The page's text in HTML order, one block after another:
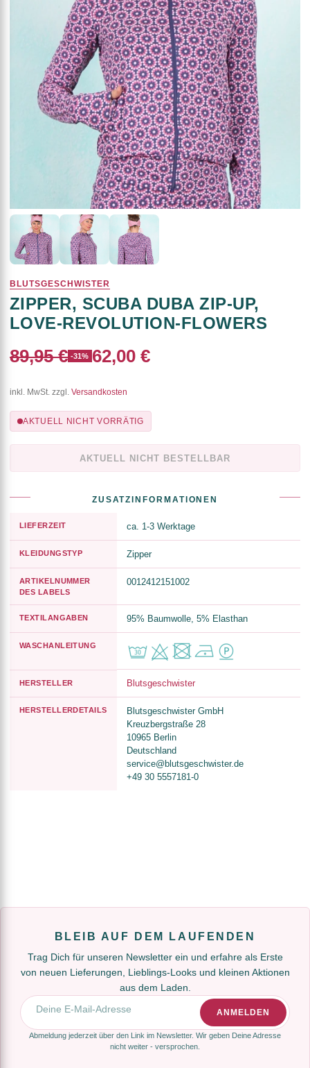
BLUTSGESCHWISTER
ZIPPER, SCUBA DUBA ZIP-UP,
LOVE-REVOLUTION-FLOWERS
89,95 € -31% 62,00 €
inkl. MwSt. zzgl. Versandkosten
AKTUELL NICHT VORRÄTIG
AKTUELL NICHT BESTELLBAR
ZUSATZINFORMATIONEN
LIEFERZEIT ca. 1-3 Werktage
KLEIDUNGSTYP Zipper
ARTIKELNUMMER
DES LABELS
0012412151002
TEXTILANGABEN 95% Baumwolle, 5% Elasthan
WASCHANLEITUNG
HERSTELLER Blutsgeschwister
HERSTELLERDETAILS
Blutsgeschwister GmbH
Kreuzbergstraße 28
10965 Berlin
Deutschland
service@blutsgeschwister.de
+49 30 5557181-0
BLEIB AUF DEM LAUFENDEN
Trag Dich für unseren Newsletter ein und erfahre als Erste
von neuen Lieferungen, Lieblings-Looks und kleinen Aktionen
aus dem Laden.
E-Mail-Adresse
ANMELDEN
Abmeldung jederzeit über den Link im Newsletter. Wir geben Deine Adresse
nicht weiter - versprochen.